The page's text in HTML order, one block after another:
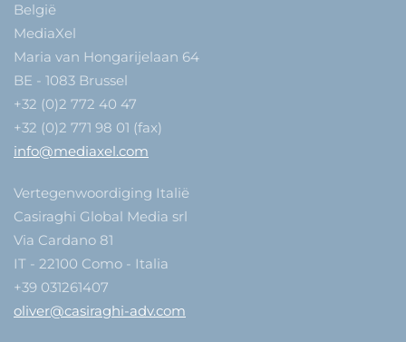
België
MediaXel
Maria van Hongarijelaan 64
BE - 1083 Brussel
+32 (0)2 772 40 47
+32 (0)2 771 98 01 (fax)
info@mediaxel.com
Vertegenwoordiging Italië
Casiraghi Global Media srl
Via Cardano 81
IT - 22100 Como - Italia
+39 031261407
oliver@casiraghi-adv.com